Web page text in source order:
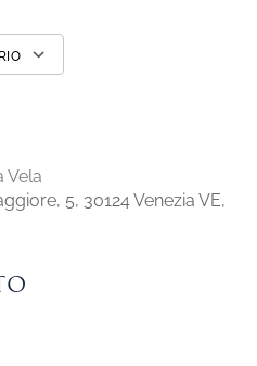
Vela
5, 30124 Venezia VE,